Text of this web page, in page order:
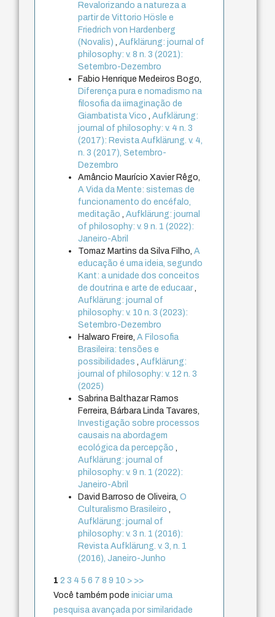
Revalorizando a natureza a
partir de Vittorio Hösle e
Friedrich von Hardenberg
(Novalis),Aufklärung: journal of
philosophy: v. 8 n. 3 (2021):
Setembro-Dezembro
Fabio Henrique Medeiros Bogo,
Diferença pura e nomadismo na
filosofia da iimaginação de
Giambatista Vico,Aufklärung:
journal of philosophy: v. 4 n. 3
(2017): Revista Aufklärung. v. 4,
n. 3 (2017), Setembro-
Dezembro
Amâncio Maurício Xavier Rêgo,
A Vida da Mente: sistemas de
funcionamento do encéfalo,
meditação,Aufklärung: journal
of philosophy: v. 9 n. 1 (2022):
Janeiro-Abril
Tomaz Martins da Silva Filho,A
educação é uma ideia, segundo
Kant: a unidade dos conceitos
de doutrina e arte de educaar,
Aufklärung: journal of
philosophy: v. 10 n. 3 (2023):
Setembro-Dezembro
Halwaro Freire,A Filosofia
Brasileira: tensões e
possibilidades,Aufklärung:
journal of philosophy: v. 12 n. 3
(2025)
Sabrina Balthazar Ramos
Ferreira, Bárbara Linda Tavares,
Investigação sobre processos
causais na abordagem
ecológica da percepção,
Aufklärung: journal of
philosophy: v. 9 n. 1 (2022):
Janeiro-Abril
David Barroso de Oliveira,O
Culturalismo Brasileiro,
Aufklärung: journal of
philosophy: v. 3 n. 1 (2016):
Revista Aufklärung. v. 3, n. 1
(2016), Janeiro-Junho
1 2 3 4 5 6 7 8 9 10 > >>
Você também podeiniciar uma
pesquisa avançada por similaridade